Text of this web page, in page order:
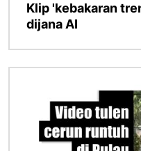
Klip 'kebakaran
dijana AI